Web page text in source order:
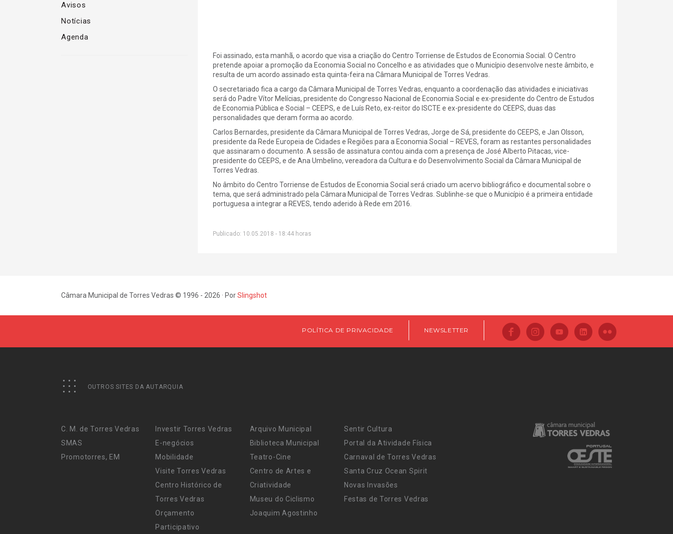
Avisos
Notícias
Agenda
Foi assinado, esta manhã, o acordo que visa a criação do Centro Torriense de Estudos de Economia Social. O Centro
pretende apoiar a promoção da Economia Social no Concelho e as atividades que o Município desenvolve neste âmbito, e
resulta de um acordo assinado esta quinta-feira na Câmara Municipal de Torres Vedras.
O secretariado fica a cargo da Câmara Municipal de Torres Vedras, enquanto a coordenação das atividades e iniciativas
será do Padre Vítor Melícias, presidente do Congresso Nacional de Economia Social e ex-presidente do Centro de Estudos
de Economia Pública e Social – CEEPS, e de Luís Reto, ex-reitor do ISCTE e ex-presidente do CEEPS, duas das
personalidades que deram forma ao acordo.
Carlos Bernardes, presidente da Câmara Municipal de Torres Vedras, Jorge de Sá, presidente do CEEPS, e Jan Olsson,
presidente da Rede Europeia de Cidades e Regiões para a Economia Social – REVES, foram as restantes personalidades
que assinaram o documento. A sessão de assinatura contou ainda com a presença de José Alberto Pitacas, vice-
presidente do CEEPS, e de Ana Umbelino, vereadora da Cultura e do Desenvolvimento Social da Câmara Municipal de
Torres Vedras.
No âmbito do Centro Torriense de Estudos de Economia Social será criado um acervo bibliográfico e documental sobre o
tema, que será administrado pela Câmara Municipal de Torres Vedras. Sublinhe-se que o Município é a primeira entidade
portuguesa a integrar a REVES, tendo aderido à Rede em 2016.
Publicado: 10.05.2018 - 18:44 horas
Câmara Municipal de Torres Vedras © 1996 - 2026 · PorSlingshot
POLÍTICA DE PRIVACIDADE NEWSLETTER
OUTROS SITES DA AUTARQUIA
C. M. de Torres Vedras
SMAS
Promotorres, EM
Investir Torres Vedras
E-negócios
Mobilidade
Visite Torres Vedras
Centro Histórico de
Torres Vedras
Orçamento
Participativo
Arquivo Municipal
Biblioteca Municipal
Teatro-Cine
Centro de Artes e
Criatividade
Museu do Ciclismo
Joaquim Agostinho
Sentir Cultura
Portal da Atividade Física
Carnaval de Torres Vedras
Santa Cruz Ocean Spirit
Novas Invasões
Festas de Torres Vedras